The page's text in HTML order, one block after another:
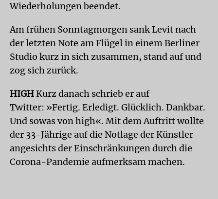
Wiederholungen beendet.
Am frühen Sonntagmorgen sank Levit nach
der letzten Note am Flügel in einem Berliner
Studio kurz in sich zusammen, stand auf und
zog sich zurück.
HIGHKurz danach schrieb er auf
Twitter: »Fertig. Erledigt. Glücklich. Dankbar.
Und sowas von high«. Mit dem Auftritt wollte
der 33-Jährige auf die Notlage der Künstler
angesichts der Einschränkungen durch die
Corona-Pandemie aufmerksam machen.